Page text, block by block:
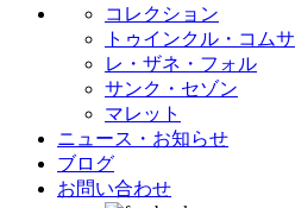
コレクション
トゥインクル・コムサ
レ・ザネ・フォル
サンク・セゾン
マレット
ニュース・お知らせ
ブログ
お問い合わせ